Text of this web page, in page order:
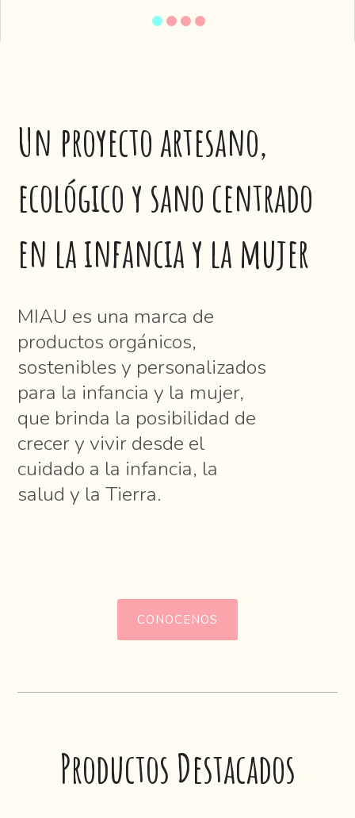
Un proyecto artesano,
ecológico y sano centrado
en la infancia y la mujer
MIAU es una marca de
productos orgánicos,
sostenibles y personalizados
para la infancia y la mujer,
que brinda la posibilidad de
crecer y vivir desde el
cuidado a la infancia, la
salud y la Tierra.
CONOCENOS
Productos Destacados